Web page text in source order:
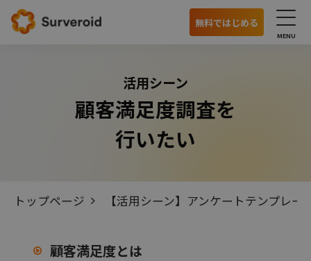
国内モニターアンケート
海外モニターアンケート
特徴
利用の流れ
無料ではじめる
活用シーン
顧客満足度調査を
行いたい
トップページ 【活用シーン】アンケートテンプレー
顧客満足度とは